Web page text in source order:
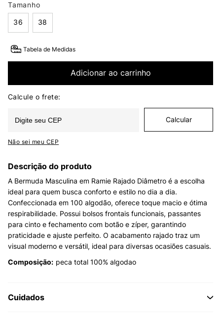
Tamanho
36 38
Tabela de Medidas
Adicionar ao carrinho
Não sei meu CEP
Descrição do produto
A Bermuda Masculina em Ramie Rajado Diâmetro é a escolha
ideal para quem busca conforto e estilo no dia a dia.
Confeccionada em 100 algodão, oferece toque macio e ótima
respirabilidade. Possui bolsos frontais funcionais, passantes
para cinto e fechamento com botão e zíper, garantindo
praticidade e ajuste perfeito. O acabamento rajado traz um
visual moderno e versátil, ideal para diversas ocasiões casuais.
Composição: peca total 100% algodao
Cuidados